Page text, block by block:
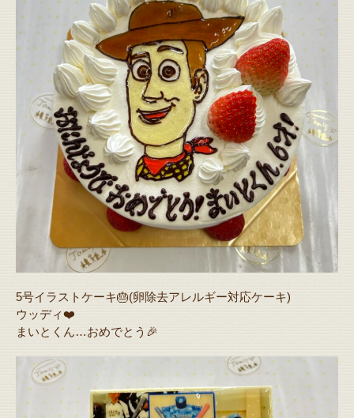
5号イラストケーキ🎂(卵除去アレルギー対応ケーキ)
ウッディ❤️
まいとくん…おめでとう🎉